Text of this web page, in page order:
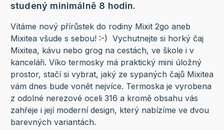
studený minimálně 8 hodin.
Vítáme nový přírůstek do rodiny Mixit 2go aneb
Mixitea všude s sebou! :-) Vychutnejte si horký čaj
Mixitea, kávu nebo grog na cestách, ve škole i v
kanceláři. Víko termosky má praktický mini úložný
prostor, stačí si vybrat, jaký ze sypaných čajů Mixitea
vám dnes bude vonět nejvíce. Termoska je vyrobena
z odolné nerezové oceli 316 a kromě obsahu vás
zahřeje i její moderní design, který nabízíme ve dvou
barevných variantách.